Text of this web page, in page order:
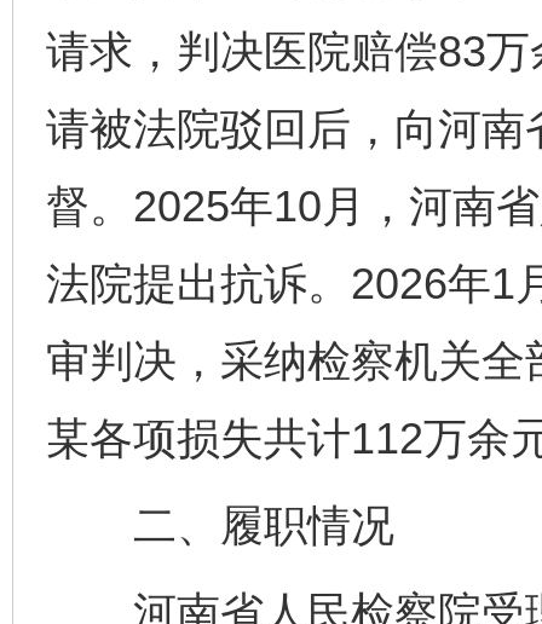
请求，判决医院赔偿83
请被法院驳回后，向河
督。2025年10月，河南
法院提出抗诉。2026年1
审判决，采纳检察机关
某各项损失共计112万余
二、履职情况
河南省人民检察院受